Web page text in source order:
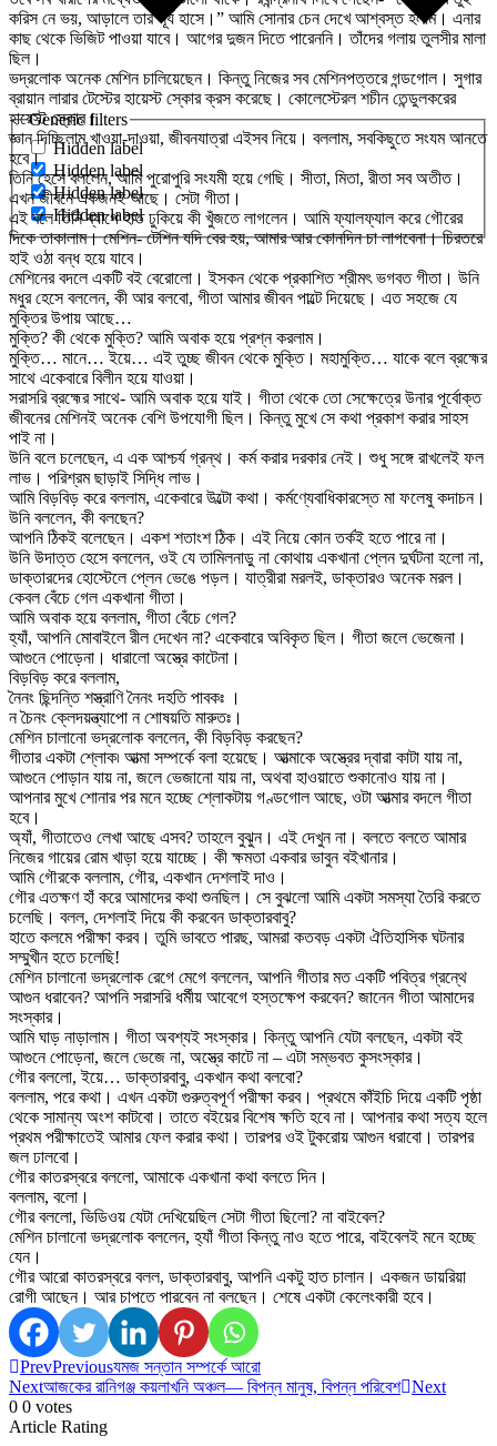
Generic filters
Hidden label
Hidden label
Hidden label
Hidden label
করিস নে ভয়, আড়ালে তার সূর্য হাসে।” আমি সোনার চেন দেখে আশ্বস্ত হলাম। এনার
কাছ থেকে ভিজিট পাওয়া যাবে। আগের দুজন দিতে পারেননি। তাঁদের গলায় তুলসীর মালা
ছিল।
ভদ্রলোক অনেক মেশিন চালিয়েছেন। কিন্তু নিজের সব মেশিনপত্তরে গন্ডগোল। সুগার
ব্রায়ান লারার টেস্টের হায়েস্ট স্কোর ক্রস করেছে। কোলেস্টেরল শচীন তেন্ডুলকরের
হায়েস্ট স্কোর।
জ্ঞান দিচ্ছিলাম খাওয়া-দাওয়া, জীবনযাত্রা এইসব নিয়ে। বললাম, সবকিছুতে সংযম আনতে
হবে।
তিনি হেসে বললেন, আমি পুরোপুরি সংযমী হয়ে গেছি। সীতা, মিতা, রীতা সব অতীত।
এখন জীবনে একজনই আছে। সেটা গীতা।
এই বলে তিনি ব্যাগে হাত ঢুকিয়ে কী খুঁজতে লাগলেন। আমি ফ্যালফ্যাল করে গৌরের
দিকে তাকালাম। মেশিন- টেশিন যদি বের হয়, আমার আর কোনদিন চা লাগবেনা। চিরতরে
হাই ওঠা বন্ধ হয়ে যাবে।
মেশিনের বদলে একটি বই বেরোলো। ইসকন থেকে প্রকাশিত শ্রীমৎ ভগবত গীতা। উনি
মধুর হেসে বললেন, কী আর বলবো, গীতা আমার জীবন পাল্টে দিয়েছে। এত সহজে যে
মুক্তির উপায় আছে…
মুক্তি? কী থেকে মুক্তি? আমি অবাক হয়ে প্রশ্ন করলাম।
মুক্তি… মানে… ইয়ে… এই তুচ্ছ জীবন থেকে মুক্তি। মহামুক্তি… যাকে বলে ব্রহ্মের
সাথে একেবারে বিলীন হয়ে যাওয়া।
সরাসরি ব্রহ্মের সাথে- আমি অবাক হয়ে যাই। গীতা থেকে তো সেক্ষেত্রে উনার পূর্বোক্ত
জীবনের মেশিনই অনেক বেশি উপযোগী ছিল। কিন্তু মুখে সে কথা প্রকাশ করার সাহস
পাই না।
উনি বলে চলেছেন, এ এক আশ্চর্য গ্রন্থ। কর্ম করার দরকার নেই। শুধু সঙ্গে রাখলেই ফল
লাভ। পরিশ্রম ছাড়াই সিদ্ধি লাভ।
আমি বিড়বিড় করে বললাম, একেবারে উল্টো কথা। কর্মণ্যেবাধিকারস্তে মা ফলেষু কদাচন।
উনি বললেন, কী বলছেন?
আপনি ঠিকই বলেছেন। একশ শতাংশ ঠিক। এই নিয়ে কোন তর্কই হতে পারে না।
উনি উদাত্ত হেসে বললেন, ওই যে তামিলনাড়ু না কোথায় একখানা প্লেন দুর্ঘটনা হলো না,
ডাক্তারদের হোস্টেলে প্লেন ভেঙে পড়ল। যাত্রীরা মরলই, ডাক্তারও অনেক মরল।
কেবল বেঁচে গেল একখানা গীতা।
আমি অবাক হয়ে বললাম, গীতা বেঁচে গেল?
হ্যাঁ, আপনি মোবাইলে রীল দেখেন না? একেবারে অবিকৃত ছিল। গীতা জলে ভেজেনা।
আগুনে পোড়েনা। ধারালো অস্ত্রে কাটেনা।
বিড়বিড় করে বললাম,
নৈনং ছিন্দন্তি শস্ত্রাণি নৈনং দহতি পাবকঃ ।
ন চৈনং ক্লেদয়ন্ত্যাপো ন শোষয়তি মারুতঃ।
মেশিন চালানো ভদ্রলোক বললেন, কী বিড়বিড় করছেন?
গীতার একটা শ্লোক৷ আত্মা সম্পর্কে বলা হয়েছে। আত্মাকে অস্ত্রের দ্বারা কাটা যায় না,
আগুনে পোড়ান যায় না, জলে ভেজানো যায় না, অথবা হাওয়াতে শুকানোও যায় না।
আপনার মুখে শোনার পর মনে হচ্ছে শ্লোকটায় গণ্ডগোল আছে, ওটা আত্মার বদলে গীতা
হবে।
অ্যাঁ, গীতাতেও লেখা আছে এসব? তাহলে বুঝুন। এই দেখুন না। বলতে বলতে আমার
নিজের গায়ের রোম খাড়া হয়ে যাচ্ছে। কী ক্ষমতা একবার ভাবুন বইখানার।
আমি গৌরকে বললাম, গৌর, একখান দেশলাই দাও।
গৌর এতক্ষণ হাঁ করে আমাদের কথা শুনছিল। সে বুঝলো আমি একটা সমস্যা তৈরি করতে
চলেছি। বলল, দেশলাই দিয়ে কী করবেন ডাক্তারবাবু?
হাতে কলমে পরীক্ষা করব। তুমি ভাবতে পারছ, আমরা কতবড় একটা ঐতিহাসিক ঘটনার
সম্মুখীন হতে চলেছি!
মেশিন চালানো ভদ্রলোক রেগে মেগে বললেন, আপনি গীতার মত একটি পবিত্র গ্রন্থে
আগুন ধরাবেন? আপনি সরাসরি ধর্মীয় আবেগে হস্তক্ষেপ করবেন? জানেন গীতা আমাদের
সংস্কার।
আমি ঘাড় নাড়ালাম। গীতা অবশ্যই সংস্কার। কিন্তু আপনি যেটা বলছেন, একটা বই
আগুনে পোড়েনা, জলে ভেজে না, অস্ত্রে কাটে না – এটা সম্ভবত কুসংস্কার।
গৌর বললো, ইয়ে… ডাক্তারবাবু, একখান কথা বলবো?
বললাম, পরে কথা। এখন একটা গুরুত্বপূর্ণ পরীক্ষা করব। প্রথমে কাঁইচি দিয়ে একটি পৃষ্ঠা
থেকে সামান্য অংশ কাটবো। তাতে বইয়ের বিশেষ ক্ষতি হবে না। আপনার কথা সত্য হলে
প্রথম পরীক্ষাতেই আমার ফেল করার কথা। তারপর ওই টুকরোয় আগুন ধরাবো। তারপর
জল ঢালবো।
গৌর কাতরস্বরে বললো, আমাকে একখানা কথা বলতে দিন।
বললাম, বলো।
গৌর বললো, ভিডিওয় যেটা দেখিয়েছিল সেটা গীতা ছিলো? না বাইবেল?
মেশিন চালানো ভদ্রলোক বললেন, হ্যাঁ গীতা কিন্তু নাও হতে পারে, বাইবেলই মনে হচ্ছে
যেন।
গৌর আরো কাতরস্বরে বলল, ডাক্তারবাবু, আপনি একটু হাত চালান। একজন ডায়রিয়া
রোগী আছেন। আর চাপতে পারবেন না বলছেন। শেষে একটা কেলেংকারী হবে।
PrevPreviousযমজ সন্তান সম্পর্কে আরো
Nextআজকের রানিগঞ্জ কয়লাখনি অঞ্চল— বিপন্ন মানুষ, বিপন্ন পরিবেশ Next
0 0 votes
Article Rating